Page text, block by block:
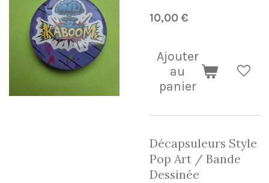
10,00 €
Ajouter
au
panier
Décapsuleurs Style
Pop Art / Bande
Dessinée